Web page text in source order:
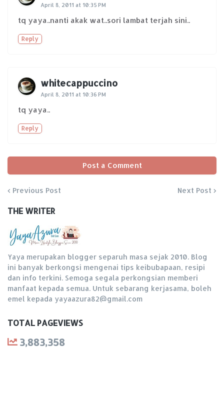
April 8, 2011 at 10:35 PM
tq yaya..nanti akak wat..sori lambat terjah sini..
Reply
whitecappuccino
April 8, 2011 at 10:36 PM
tq yaya..
Reply
Post a Comment
Previous Post Next Post
THE WRITER
Yaya merupakan blogger separuh masa sejak 2010. Blog
ini banyak berkongsi mengenai tips keibubapaan, resipi
dan info terkini. Semoga segala perkongsian memberi
manfaat kepada semua. Untuk sebarang kerjasama, boleh
emel kepada yayaazura82@gmail.com
TOTAL PAGEVIEWS
3,883,358